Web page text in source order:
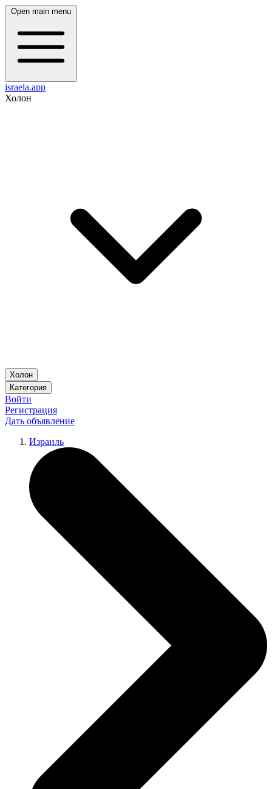
Open main menu
israela.app
Холон
Холон
Категория
Войти
Регистрация
Дать объявление
Израиль